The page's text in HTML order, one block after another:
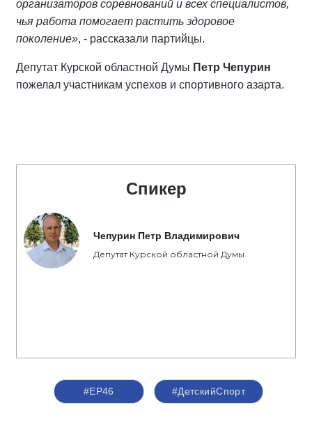
организаторов соревнований и всех специалистов,
чья работа помогает растить здоровое
поколение», - рассказали партийцы.
Депутат Курской областной Думы Петр Чепурин
пожелал участникам успехов и спортивного азарта.
Спикер
Чепурин Петр Владимирович
Депутат Курской областной Думы
#ЕР46 #ДетскийСпорт